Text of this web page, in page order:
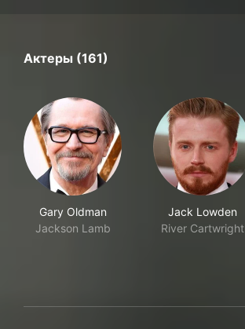
Актеры (161)
Gary Oldman
Jackson Lamb
Jack Lowden
River Cartwright